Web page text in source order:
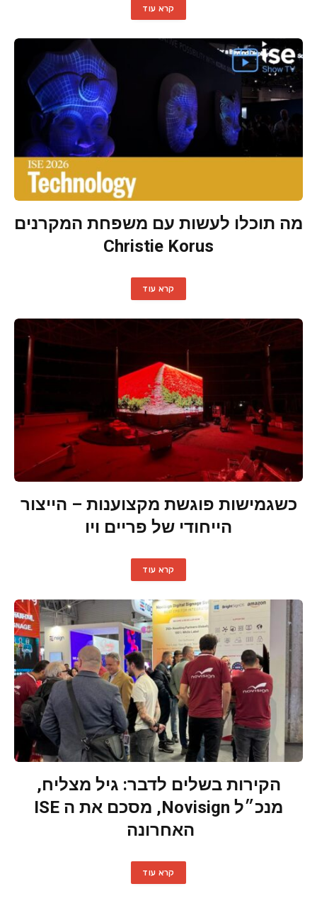
קרא עוד
מה תוכלו לעשות עם משפחת המקרנים
Christie Korus
קרא עוד
כשגמישות פוגשת מקצוענות – הייצור
הייחודי של פריים ויו
קרא עוד
הקירות בשלים לדבר: גיל מצליח,
מנכ״ל Novisign, מסכם את ה ISE
האחרונה
קרא עוד